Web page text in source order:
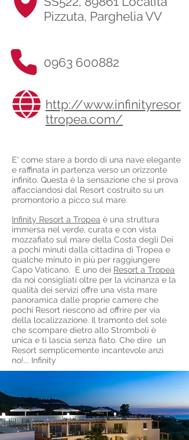
Pizzuta, Parghelia VV
0963 600882
http://www.infinityresor
ttropea.com/
E' come stare a bordo di una nave elegante
e raffinata in partenza verso un orizzonte
infinito. Questa è la sensazione che si prova
affacciandosi dal Resort costruito su un
promontorio a picco sul mare.
Infinity Resort a Tropea è una struttura
immersa nel verde, curata e con vista
mozzafiato sul mare della Costa degli Dei
a pochi minuti dalla cittadina di Tropea e
qualche minuto in più per raggiungere
Capo Vaticano. E uno dei Resort a Tropea
da noi consigliati oltre per la vicinanza e la
qualità dei servizi offre una vista mare
panoramica dalle proprie camere che
pochi Resort riescono ad offrire per via
della localizzazione. Il tramonto del sole
che scompare dietro allo Stromboli è
unica e ti lascia senza fiato. Che dire un
Resort semplicemente incantevole anzi
no!... Infinity